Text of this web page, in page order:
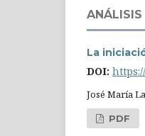
ANÁLISIS
La
DOI:
José María
PDF